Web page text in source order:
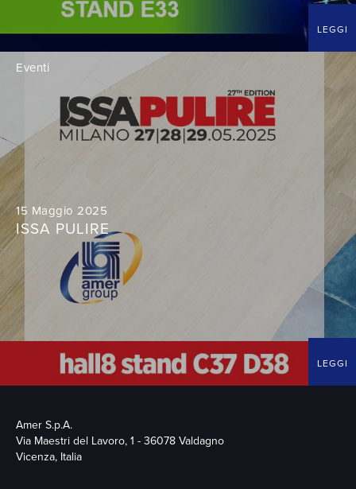
LEGGI
Eventi
15 Maggio 2025
ISSA PULIRE
LEGGI
Amer S.p.A.
Via Maestri del Lavoro, 1 - 36078 Valdagno
Vicenza, Italia